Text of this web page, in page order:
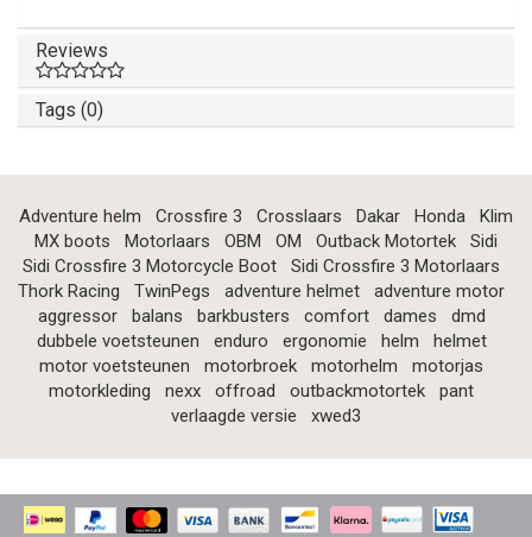
Reviews
Tags (0)
Adventure helm Crossfire 3 Crosslaars Dakar Honda
Klim
MX boots
Motorlaars OBM OM Outback Motortek
Sidi
Sidi Crossfire 3 Motorcycle Boot
Sidi Crossfire 3 Motorlaars
Thork Racing
TwinPegs adventure helmet
adventure motor
aggressor
balans barkbusters comfort dames
dmd
dubbele voetsteunen
enduro ergonomie helm
helmet
motor voetsteunen
motorbroek motorhelm
motorjas
motorkleding
nexx offroad outbackmotortek
pant
verlaagde versie
xwed3